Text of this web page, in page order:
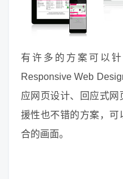
有许多的方案可以
Responsive Web
应网页设计、回应式网
援性也不错的方案，可
合的画面。